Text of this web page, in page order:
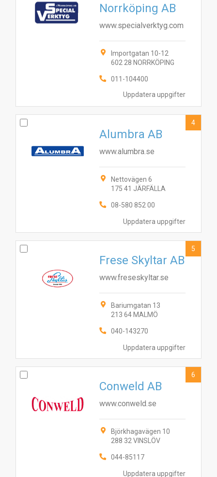
Uppdatera uppgifter
Norrköping AB
www.specialverktyg.com
Importgatan 10-12
602 28 NORRKÖPING
011-104400
Uppdatera uppgifter
Alumbra AB
www.alumbra.se
Nettovägen 6
175 41 JÄRFÄLLA
08-580 852 00
4
Uppdatera uppgifter
Frese Skyltar AB
www.freseskyltar.se
Bariumgatan 13
213 64 MALMÖ
040-143270
5
Uppdatera uppgifter
Conweld AB
www.conweld.se
Björkhagavägen 10
288 32 VINSLÖV
044-85117
6